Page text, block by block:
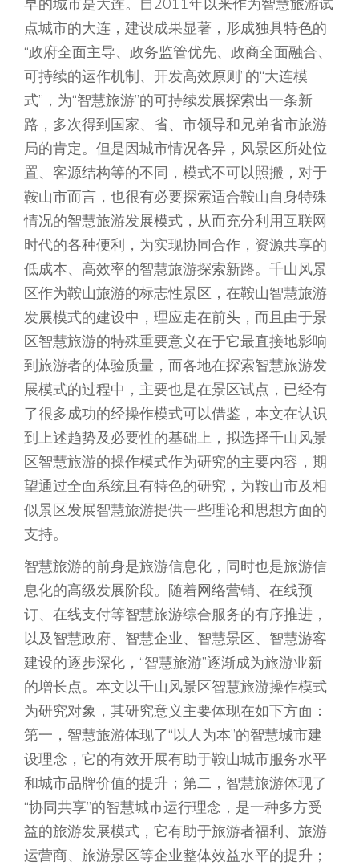
早的城市是大连。自2011年以来作为智慧旅游试
点城市的大连，建设成果显著，形成独具特色的
“政府全面主导、政务监管优先、政商全面融合、
可持续的运作机制、开发高效原则”的“大连模
式”，为“智慧旅游”的可持续发展探索出一条新
路，多次得到国家、省、市领导和兄弟省市旅游
局的肯定。但是因城市情况各异，风景区所处位
置、客源结构等的不同，模式不可以照搬，对于
鞍山市而言，也很有必要探索适合鞍山自身特殊
情况的智慧旅游发展模式，从而充分利用互联网
时代的各种便利，为实现协同合作，资源共享的
低成本、高效率的智慧旅游探索新路。千山风景
区作为鞍山旅游的标志性景区，在鞍山智慧旅游
发展模式的建设中，理应走在前头，而且由于景
区智慧旅游的特殊重要意义在于它最直接地影响
到旅游者的体验质量，而各地在探索智慧旅游发
展模式的过程中，主要也是在景区试点，已经有
了很多成功的经操作模式可以借鉴，本文在认识
到上述趋势及必要性的基础上，拟选择千山风景
区智慧旅游的操作模式作为研究的主要内容，期
望通过全面系统且有特色的研究，为鞍山市及相
似景区发展智慧旅游提供一些理论和思想方面的
支持。
智慧旅游的前身是旅游信息化，同时也是旅游信
息化的高级发展阶段。随着网络营销、在线预
订、在线支付等智慧旅游综合服务的有序推进，
以及智慧政府、智慧企业、智慧景区、智慧游客
建设的逐步深化，“智慧旅游”逐渐成为旅游业新
的增长点。本文以千山风景区智慧旅游操作模式
为研究对象，其研究意义主要体现在如下方面：
第一，智慧旅游体现了“以人为本”的智慧城市建
设理念，它的有效开展有助于鞍山城市服务水平
和城市品牌价值的提升；第二，智慧旅游体现了
“协同共享”的智慧城市运行理念，是一种多方受
益的旅游发展模式，它有助于旅游者福利、旅游
运营商、旅游景区等企业整体效益水平的提升；